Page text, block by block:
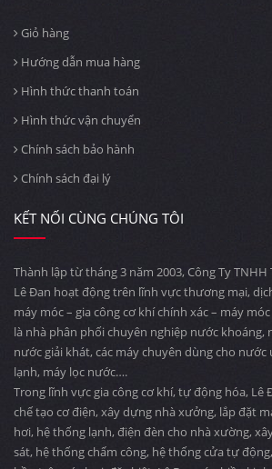
Giỏ hàng
Hướng dẫn mua hàng
Hình thức thanh toán
Hình thức vận chuyển
Chính sách bảo hành
Chính sách đại lý
KẾT NỐI CÙNG CHÚNG TÔI
Thành lập từ tháng 3 năm 2003, Công Ty
Lê Đan hoạt động trên lĩnh vực thương mại,
máy móc – gia công cơ khí chính xác – máy
là nhà phân phối chuyên nghiệp nước
nước giải khát, các máy chuyên dùng cho
lạnh, máy lọc nước….
Trong lĩnh vực gia công cơ khí, tự động hóa, Lê
chế tạo cơ điện, xây dựng nhà xưởng, lắp đặt
hơi, hệ thống lạnh, điện đèn cho nhà xường,
sát, hệ thống chấm công, hệ thống cửa tự